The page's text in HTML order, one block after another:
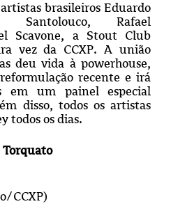
brasileiros Eduardo
Santolouco, Rafael
Scavone, a Stout Club
vez da CCXP. A união
deu vida à powerhouse,
recente e irá
em um painel especial
disso, todos os artistas
todos os dias.
Torquato
CCXP)